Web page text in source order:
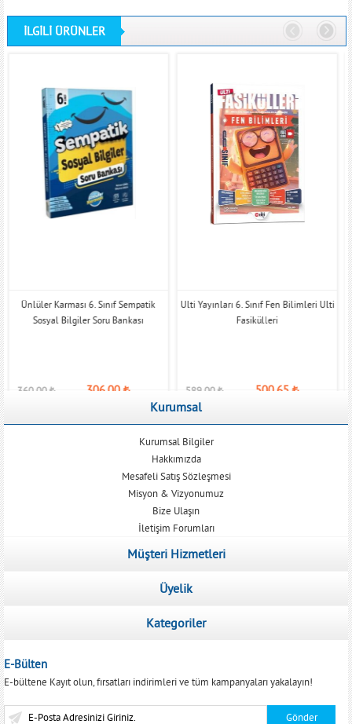
İLGİLİ ÜRÜNLER
Ünlüler Karması 6. Sınıf Sempatik
Sosyal Bilgiler Soru Bankası
360,00₺ 306,00₺
Ulti Yayınları 6. Sınıf Fen Bilimleri Ulti
Fasikülleri
589,00₺ 500,65₺
Kurumsal
Kurumsal Bilgiler
Hakkımızda
Mesafeli Satış Sözleşmesi
Misyon & Vizyonumuz
Bize Ulaşın
İletişim Forumları
Müşteri Hizmetleri
Üyelik
Kategoriler
E-Bülten
E-bültene Kayıt olun, fırsatları indirimleri ve tüm kampanyaları yakalayın!